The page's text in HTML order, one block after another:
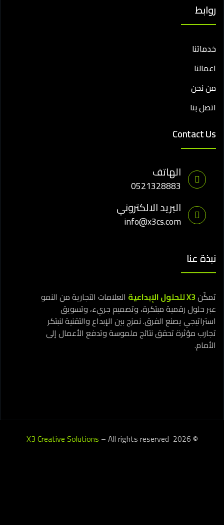
روابط
خدماتنا
اعمالنا
من نحن
اتصل بنا
Contact Us
الهاتف
0521328883
البريد الالكتروني
info@x3cs.com
نبذة عنا
تمكّنX3 للحلول الإبداعية
العلامات التجارية من النمو
عبر حلول رقمية مبتكرة، وتصميم جريء، وتسويق
استراتيجي يصنع الفرق. نمزج بين الإبداع والتقنية لنبتكر
تجارب مؤثرة تحقق نتائج ملموسة وتدفع الأعمال إلى
الأمام.
X3 Creative Solutions– All rights reserved